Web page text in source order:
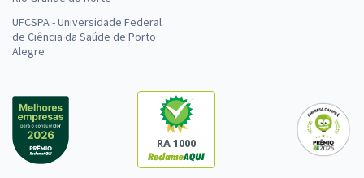
UFCSPA - Universidade Federal
de Ciência da Saúde de Porto
Alegre
RA 1000